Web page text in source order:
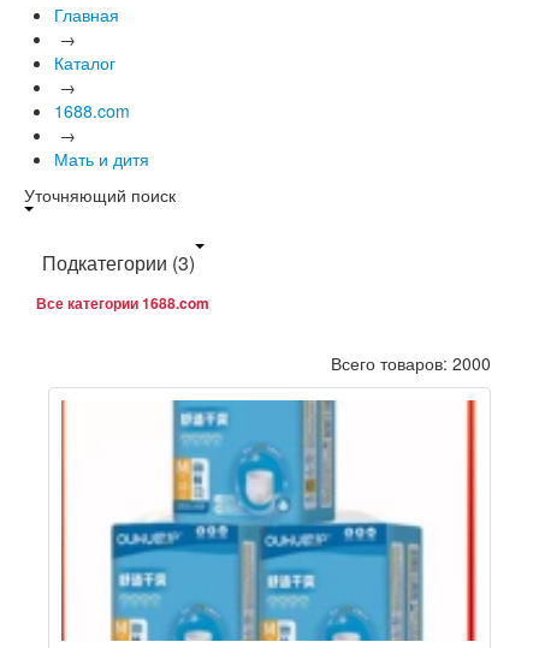
Главная
→
Каталог
→
1688.com
→
Мать и дитя
Уточняющий поиск
Подкатегории (3)
Все категории 1688.com
Всего товаров: 2000